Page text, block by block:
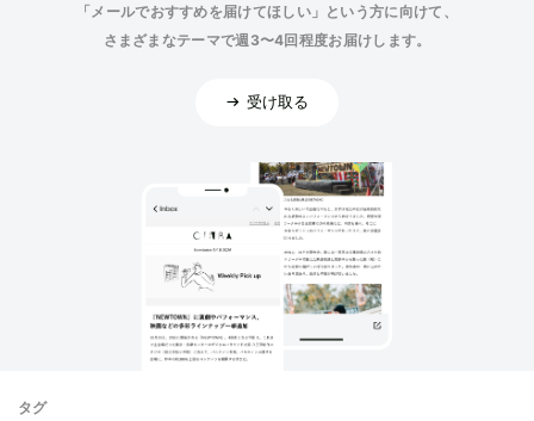
「メールでおすすめを届けてほしい」という方に向けて、
さまざまなテーマで週3〜4回程度お届けします。
受け取る
タグ